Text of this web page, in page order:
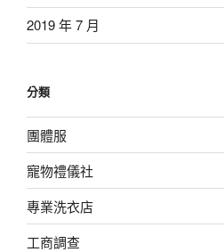
2019 年 7 月
分類
團體服
寵物禮儀社
專業洗衣店
工商調查